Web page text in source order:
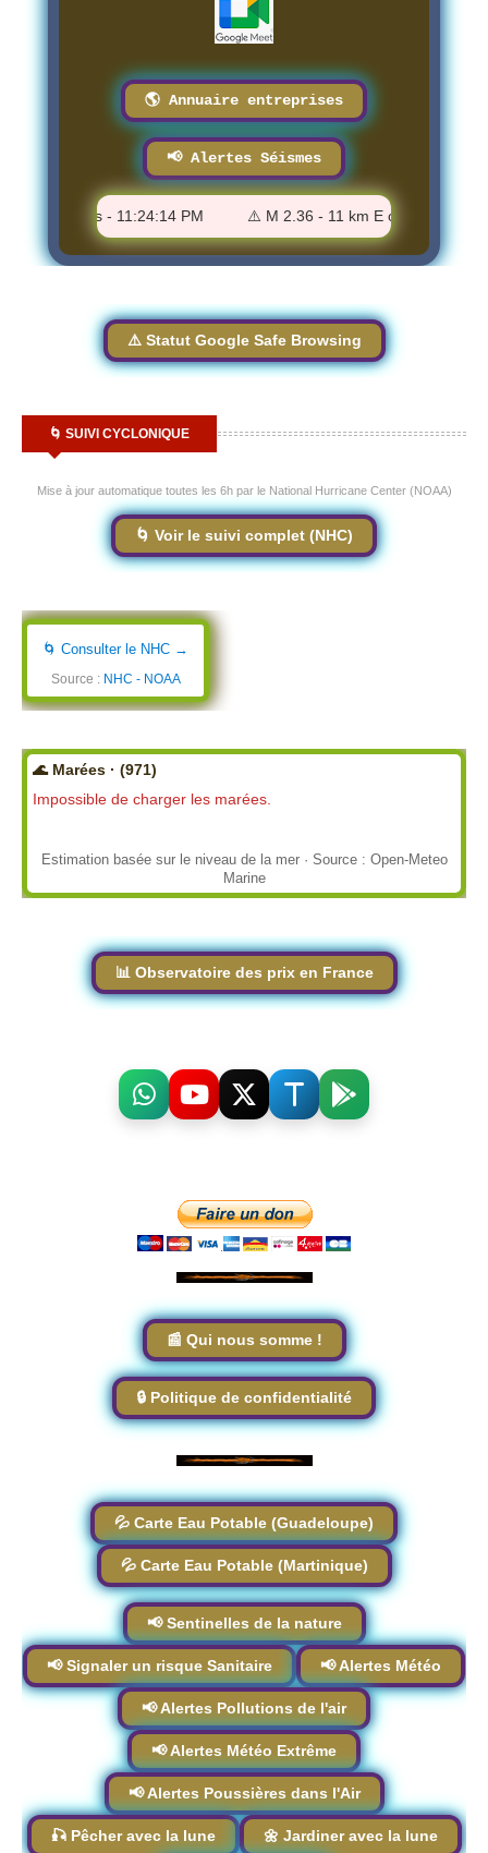
🌎 Annuaire entreprises
📢 Alertes Séismes
Texas - 11:24:14 PM ⚠️ M 2.36 - 11 km E of Pāhala,
⚠️ Statut Google Safe Browsing
🌀 SUIVI CYCLONIQUE
Mise à jour automatique toutes les 6h par le National Hurricane Center (NOAA)
🌀 Voir le suivi complet (NHC)
🌀 Consulter le NHC →
Source : NHC - NOAA
🌊 Marées · (971)
Impossible de charger les marées.
Estimation basée sur le niveau de la mer · Source : Open-Meteo
Marine
📊 Observatoire des prix en France
📰 Qui nous somme !
🔒 Politique de confidentialité
💦 Carte Eau Potable (Guadeloupe)
💦 Carte Eau Potable (Martinique)
📢 Sentinelles de la nature
📢 Signaler un risque Sanitaire 📢 Alertes Météo
📢 Alertes Pollutions de l'air
📢 Alertes Météo Extrême
📢 Alertes Poussières dans l'Air
🎣 Pêcher avec la lune 🌼 Jardiner avec la lune